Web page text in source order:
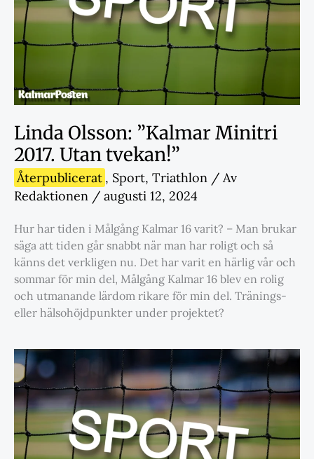
Linda Olsson: ”Kalmar Minitri
2017. Utan tvekan!”
Återpublicerat , Sport, Triathlon / Av
Redaktionen / augusti 12, 2024
Hur har tiden i Målgång Kalmar 16 varit? – Man brukar
säga att tiden går snabbt när man har roligt och så
känns det verkligen nu. Det har varit en härlig vår och
sommar för min del, Målgång Kalmar 16 blev en rolig
och utmanande lärdom rikare för min del. Tränings-
eller hälsohöjdpunkter under projektet?